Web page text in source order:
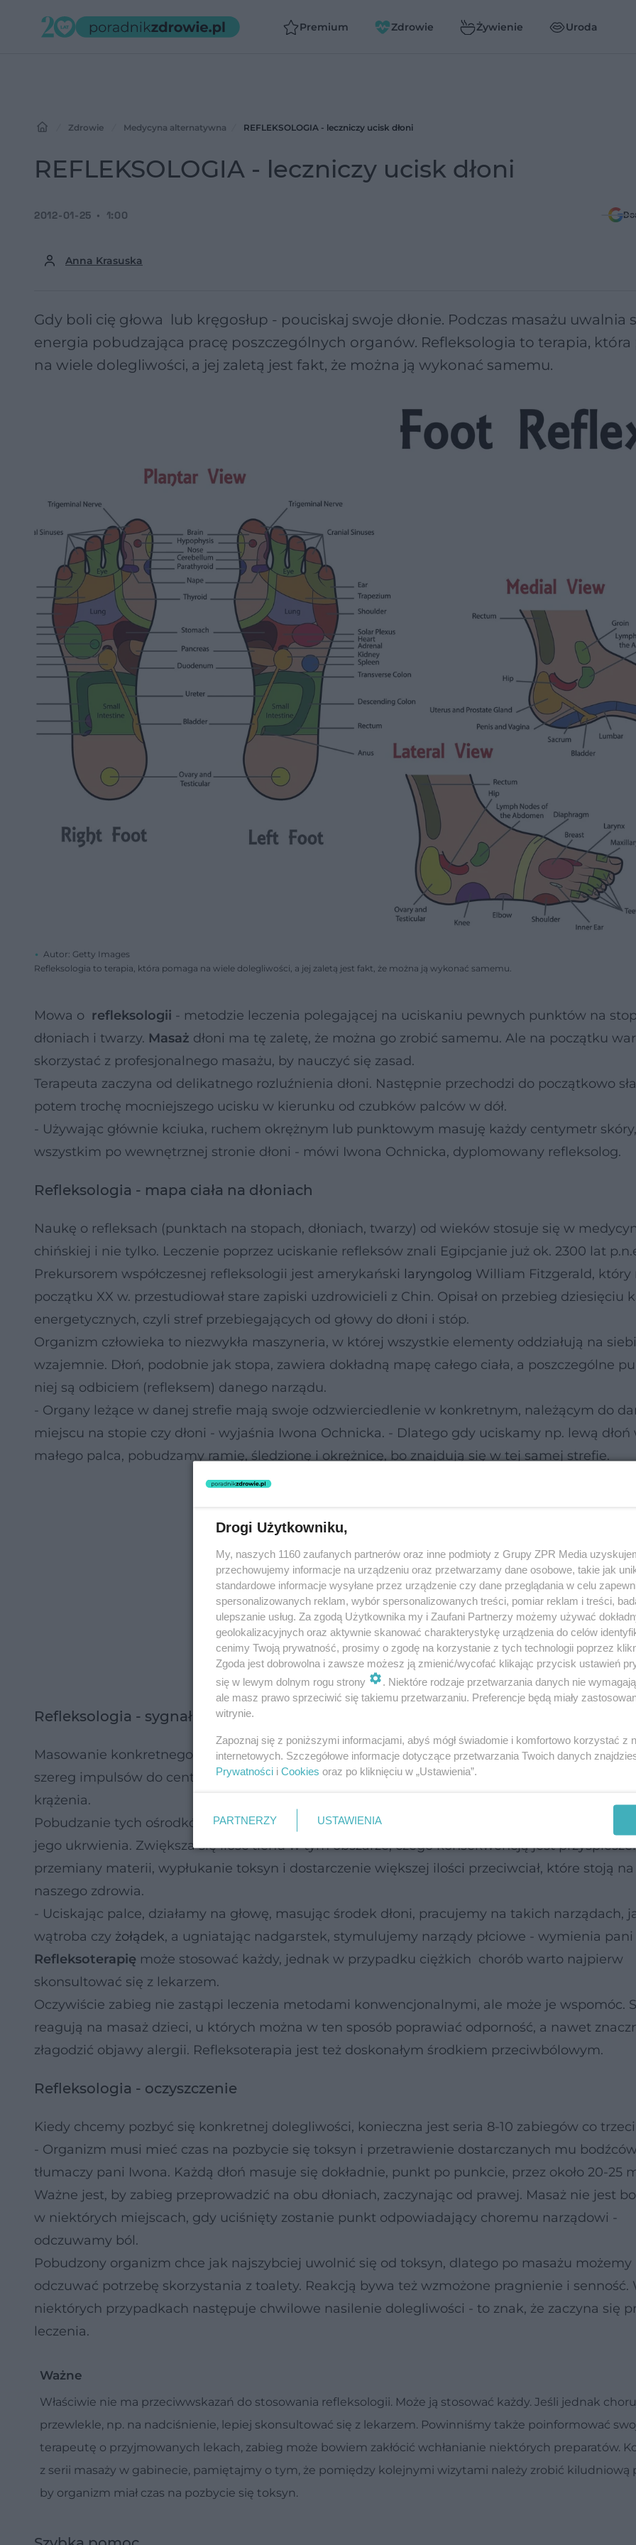
Premium Zdrowie Żywienie Uroda
Zdrowie Medycyna alternatywna REFLEKSOLOGIA - leczniczy ucisk dłoni
REFLEKSOLOGIA - leczniczy ucisk dłoni
Anna Krasuska
2012-01-25 1:00
Gdy boli cię głowa lub kręgosłup - pouciskaj swoje dłonie. Podczas masażu uwalnia
energia pobudzająca pracę poszczególnych organów. Refleksologia to terapia,
na wiele dolegliwości, a jej zaletą jest fakt, że można ją wykonać samemu.
Autor: Getty Images
Refleksologia to terapia, która pomaga na wiele dolegliwości, a jej zaletą jest fakt, że można ją wykonać samemu.
Mowa o refleksologii - metodzie leczenia polegającej na uciskaniu pewnych punktów na
dłoniach i twarzy. Masaż dłoni ma tę zaletę, że można go zrobić samemu. Ale na początku
skorzystać z profesjonalnego masażu, by nauczyć się zasad.
Terapeuta zaczyna od delikatnego rozluźnienia dłoni. Następnie przechodzi do początkowo
potem trochę mocniejszego ucisku w kierunku od czubków palców w dół.
- Używając głównie kciuka, ruchem okrężnym lub punktowym masuję każdy centymetr
wszystkim po wewnętrznej stronie dłoni - mówi Iwona Ochnicka, dyplomowany refleksolog.
Refleksologia - mapa ciała na dłoniach
Naukę o refleksach (punktach na stopach, dłoniach, twarzy) od wieków stosuje się w
chińskiej i nie tylko. Leczenie poprzez uciskanie refleksów znali Egipcjanie już ok. 2300 lat
Prekursorem współczesnej refleksologii jest amerykański laryngolog William Fitzgerald, który
początku XX w. przestudiował stare zapiski uzdrowicieli z Chin. Opisał on przebieg dziesięciu
energetycznych, czyli stref przebiegających od głowy do dłoni i stóp.
Organizm człowieka to niezwykła maszyneria, w której wszystkie elementy oddziałują na
wzajemnie. Dłoń, podobnie jak stopa, zawiera dokładną mapę całego ciała, a poszczególne
niej są odbiciem (refleksem) danego narządu.
- Organy leżące w danej strefie mają swoje odzwierciedlenie w konkretnym, należącym do
miejscu na stopie czy dłoni - wyjaśnia Iwona Ochnicka. - Dlatego gdy uciskamy np. lewą dłoń
małego palca, pobudzamy ramię, śledzionę i okrężnicę, bo znajdują się w tej samej strefie.
Refleksologia - sygnał - reakcja
Masowanie konkretnego refleksu to nic innego, jak drażnienie receptorów skórnych.
szereg impulsów do centralnego układu nerwowego. Przekazywane są one do ośrodków
krążenia.
Pobudzanie tych ośrodków powoduje rozszerzanie naczyń krwionośnych danego narządu i
jego ukrwienia. Zwiększa się ilość tlenu w tym obszarze, czego konsekwencją jest
przemiany materii, wypłukanie toksyn i dostarczenie większej ilości przeciwciał, które stoją na
naszego zdrowia.
- Uciskając palce, działamy na głowę, masując środek dłoni, pracujemy na takich narządach,
wątroba czy żołądek, a ugniatając nadgarstek, stymulujemy narządy płciowe - wymienia pani
Refleksoterapię może stosować każdy, jednak w przypadku ciężkich chorób warto najpierw
skonsultować się z lekarzem.
Oczywiście zabieg nie zastąpi leczenia metodami konwencjonalnymi, ale może je wspomóc.
reagują na masaż dzieci, u których można w ten sposób poprawiać odporność, a nawet
złagodzić objawy alergii. Refleksoterapia jest też doskonałym środkiem przeciwbólowym.
Refleksologia - oczyszczenie
Kiedy chcemy pozbyć się konkretnej dolegliwości, konieczna jest seria 8-10 zabiegów co
- Organizm musi mieć czas na pozbycie się toksyn i przetrawienie dostarczanych mu
tłumaczy pani Iwona. Każdą dłoń masuje się dokładnie, punkt po punkcie, przez około 20-25
Ważne jest, by zabieg przeprowadzić na obu dłoniach, zaczynając od prawej. Masaż nie jest
w niektórych miejscach, gdy uciśnięty zostanie punkt odpowiadający choremu narządowi -
odczuwamy ból.
Pobudzony organizm chce jak najszybciej uwolnić się od toksyn, dlatego po masażu możemy
odczuwać potrzebę skorzystania z toalety. Reakcją bywa też wzmożone pragnienie i senność.
niektórych przypadkach następuje chwilowe nasilenie dolegliwości - to znak, że zaczyna się
leczenia.
Ważne
Właściwie nie ma przeciwwskazań do stosowania refleksologii. Może ją stosować każdy. Jeśli jednak
przewlekle, np. na nadciśnienie, lepiej skonsultować się z lekarzem. Powinniśmy także poinformować
terapeutę o przyjmowanych lekach, zabieg może bowiem zakłócić wchłanianie niektórych preparatów.
z serii masaży w gabinecie, pamiętajmy o tym, że pomiędzy kolejnymi wizytami należy zrobić kiludniową
by organizm miał czas na pozbycie się toksyn.
Drogi Użytkowniku,
My, naszych 1160 zaufanych partnerów oraz inne podmioty z Grupy ZPR Media
przechowujemy informacje na urządzeniu oraz przetwarzamy dane osobowe, takie jak
standardowe informacje wysyłane przez urządzenie czy dane przeglądania w celu
spersonalizowanych reklam, wybór spersonalizowanych treści, pomiar reklam i treści,
ulepszanie usług. Za zgodą Użytkownika my i Zaufani Partnerzy możemy używać
geolokalizacyjnych oraz aktywnie skanować charakterystykę urządzenia do celów
cenimy Twoją prywatność, prosimy o zgodę na korzystanie z tych technologii poprzez
Zgoda jest dobrowolna i zawsze możesz ją zmienić/wycofać klikając przycisk ustawień
się w lewym dolnym rogu strony
. Niektóre rodzaje przetwarzania danych nie
ale masz prawo sprzeciwić się takiemu przetwarzaniu. Preferencje będą miały
witrynie.
Zapoznaj się z poniższymi informacjami, abyś mógł świadomie i komfortowo korzystać z
internetowych. Szczegółowe informacje dotyczące przetwarzania Twoich danych
Prywatności i Cookies oraz po kliknięciu w „Ustawienia”.
PARTNERZY USTAWIENIA